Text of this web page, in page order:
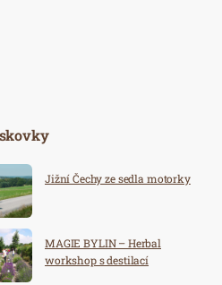
na obor HoReCa FOR
ve dnech 10. až 13. října
PVA EXPO PRAHA. Svým
zaručeně přitáhne
oboru, tak všech vyznavačů
veřejnosti.
hledáčku odborníků bude
kontraktační a určen pouze
se před vstupem na
Jižní Čechy ze sedla motorky
MAGIE BYLIN – Herbal
workshop s destilací